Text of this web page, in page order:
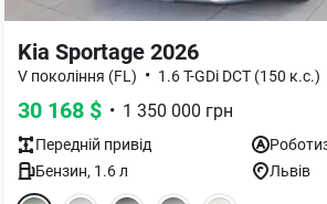
Kia Sportage 2026
V покоління (FL) • 1.6 T-GDi DCT (150 к.с.)
30 168 $ • 1 350 000 грн
Передній привід
Бензин, 1.6л Львів